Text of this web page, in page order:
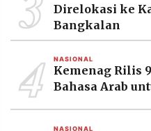
Direlokasi ke
Bangkalan
4 NASIONAL
Kemenag Rilis
Bahasa Arab
NASIONAL